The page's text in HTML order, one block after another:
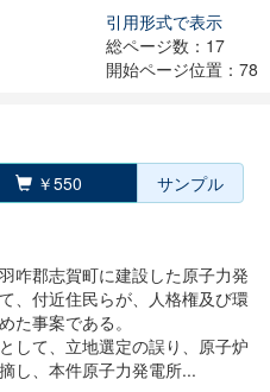
引用形式で表示
総ページ数：17
開始ページ位置：78
￥550 サンプル
郡志賀町に建設した原子力発
、付近住民らが、人格権及び環
た事案である。
して、立地選定の誤り、原子炉
し、本件原子力発電所...